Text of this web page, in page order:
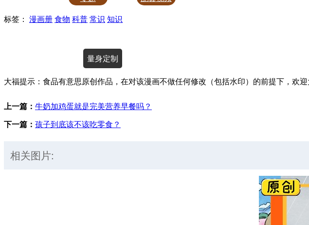
标签： 漫画册食物 科普常识 知识
量身定制
大福提示：食品有意思原创作品，在对该漫画不做任何修改（包括水印）的前提下，欢
上一篇： 牛奶加鸡蛋就是完美营养早餐吗？
下一篇： 孩子到底该不该吃零食？
相关图片: